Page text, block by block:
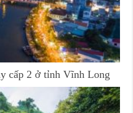
cấp 2 ở tỉnh Vĩnh Long